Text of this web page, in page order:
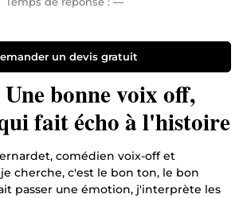
un devis gratuit
Une bonne voix off,
fait écho à l'histoire
comédien voix-off et
cherche, c'est le bon ton, le bon
passer une émotion, j'interprète les